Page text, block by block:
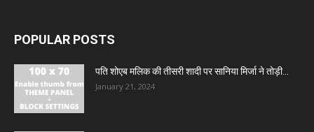
POPULAR POSTS
पति शोएब मलिक की तीसरी शादी पर सानिया मिर्जा ने तोड़ी...
January 21, 2024